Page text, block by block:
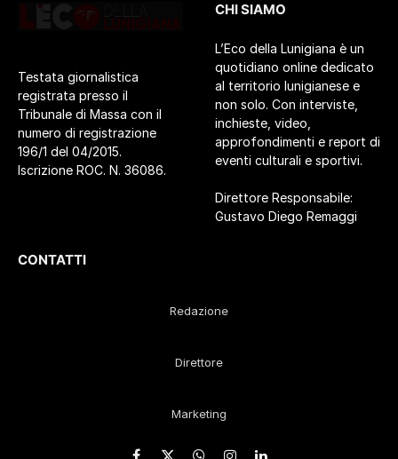
Testata giornalistica
registrata presso il
Tribunale di Massa con il
numero di registrazione
196/1 del 04/2015.
Iscrizione ROC. N. 36086.
CHI SIAMO
L’Eco della Lunigiana è un
quotidiano online dedicato
al territorio lunigianese e
non solo. Con interviste,
inchieste, video,
approfondimenti e report di
eventi culturali e sportivi.
Direttore Responsabile:
Gustavo Diego Remaggi
CONTATTI
Redazione
Direttore
Marketing